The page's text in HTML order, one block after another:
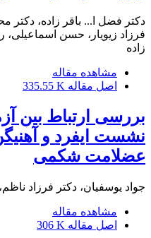
دکتر فضل ا... باقر زاده، دکتر
فرزاد زیویار، حسن اسماعیلی،
زاده
مشاهده مقاله
اصل مقاله 335.55 K
بررسی ارتباط بین
نشست ایفرد و
عضلامت شکمی
جواد یوسفیان، دکتر فرزاد
مشاهده مقاله
اصل مقاله 306 K